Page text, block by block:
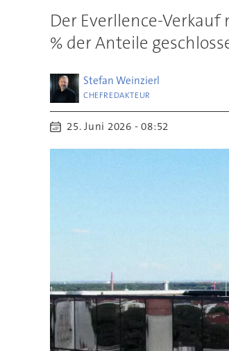
Der Everllence-
% der Anteile
Stefan Weinzierl
CHEFREDAKTEUR
25. Juni 2026 - 08:52